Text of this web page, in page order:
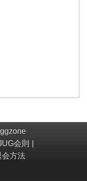
会則
会方法